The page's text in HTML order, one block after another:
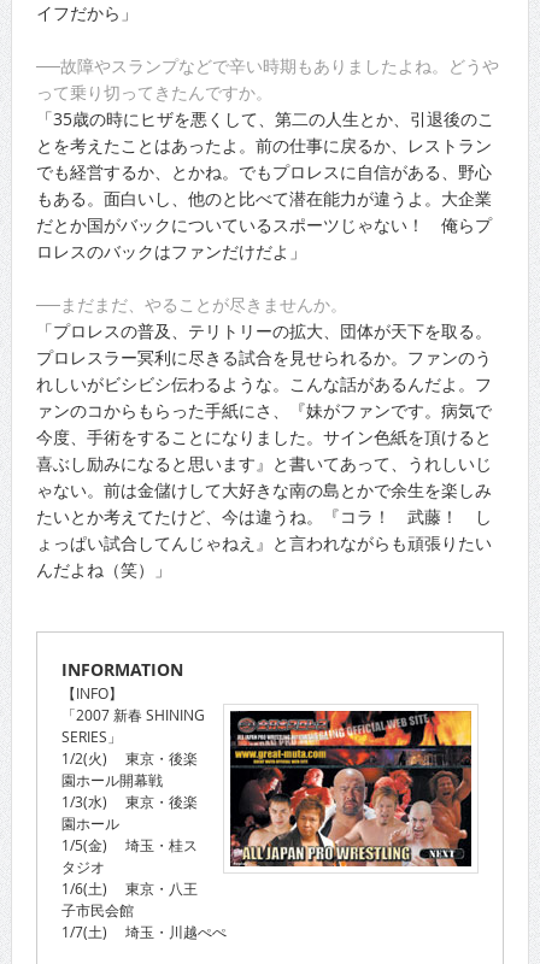
イフだから」
──故障やスランプなどで辛い時期もありましたよね。どうや
って乗り切ってきたんですか。
「35歳の時にヒザを悪くして、第二の人生とか、引退後のこ
とを考えたことはあったよ。前の仕事に戻るか、レストラン
でも経営するか、とかね。でもプロレスに自信がある、野心
もある。面白いし、他のと比べて潜在能力が違うよ。大企業
だとか国がバックについているスポーツじゃない！ 俺らプ
ロレスのバックはファンだけだよ」
──まだまだ、やることが尽きませんか。
「プロレスの普及、テリトリーの拡大、団体が天下を取る。
プロレスラー冥利に尽きる試合を見せられるか。ファンのう
れしいがビシビシ伝わるような。こんな話があるんだよ。フ
ァンのコからもらった手紙にさ、『妹がファンです。病気で
今度、手術をすることになりました。サイン色紙を頂けると
喜ぶし励みになると思います』と書いてあって、うれしいじ
ゃない。前は金儲けして大好きな南の島とかで余生を楽しみ
たいとか考えてたけど、今は違うね。『コラ！ 武藤！ し
ょっぱい試合してんじゃねえ』と言われながらも頑張りたい
んだよね（笑）」
INFORMATION
【INFO】
「2007 新春 SHINING
SERIES」
1/2(火) 東京・後楽
園ホール開幕戦
1/3(水) 東京・後楽
園ホール
1/5(金) 埼玉・桂ス
タジオ
1/6(土) 東京・八王
子市民会館
1/7(土) 埼玉・川越ぺぺ